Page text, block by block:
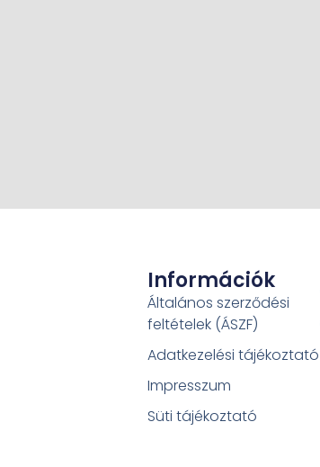
Információk
Általános szerződési
feltételek (ÁSZF)
Adatkezelési tájékoztató
Impresszum
Süti tájékoztató